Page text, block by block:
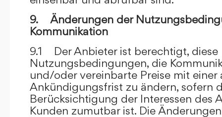
9. Änderungen der
Kommunikation
9.1 Der Anbieter ist berechtigt, diese
Nutzungsbedingungen, die
und/oder vereinbarte Preise mit einer
Ankündigungsfrist zu ändern, sofern
Berücksichtigung der Interessen des
Kunden zumutbar ist. Die